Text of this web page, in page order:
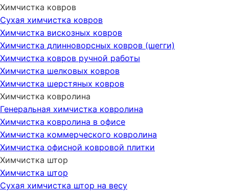
Химчистка ковров
Сухая химчистка ковров
Химчистка вискозных ковров
Химчистка длинноворсных ковров (шегги)
Химчистка ковров ручной работы
Химчистка шелковых ковров
Химчистка шерстяных ковров
Химчистка ковролина
Генеральная химчистка ковролина
Химчистка ковролина в офисе
Химчистка коммерческого ковролина
Химчистка офисной ковровой плитки
Химчистка штор
Химчистка штор
Сухая химчистка штор на весу